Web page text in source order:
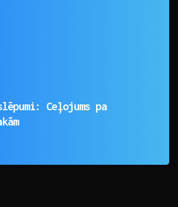
Ceļojums pa